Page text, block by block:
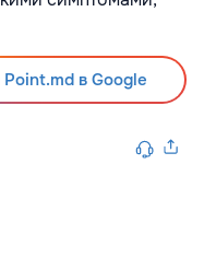
в Google